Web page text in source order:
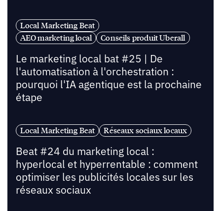
Local Marketing Beat
AEO marketing local
Conseils produit Uberall
Le marketing local bat #25 | De
l'automatisation à l'orchestration :
pourquoi l'IA agentique est la prochaine
étape
Local Marketing Beat Réseaux sociaux locaux
Beat #24 du marketing local :
hyperlocal et hyperrentable : comment
optimiser les publicités locales sur les
réseaux sociaux